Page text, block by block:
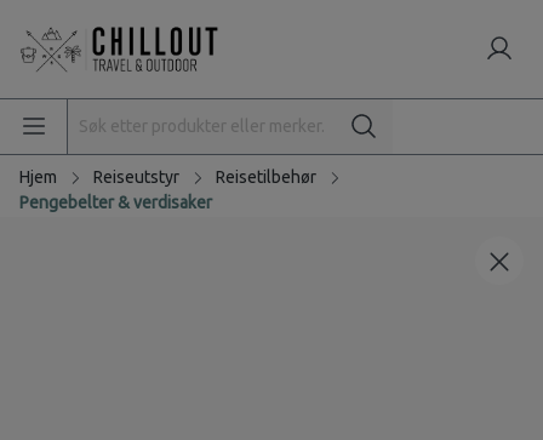
Hjem Reiseutstyr
Reisetilbehør
Pengebelter & verdisaker